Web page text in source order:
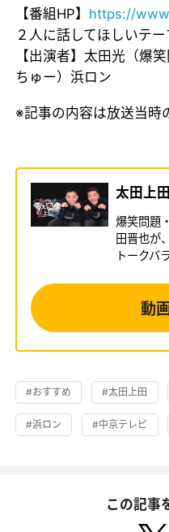
【番組HP】 https://
２人に話してほしいテ
【出演者】太田光（爆
ちゅー）浜ロン
※記事の内容は放送当時
太田上田
爆笑問題
田晋也が
トークバ
動
#おすすめ #太田上田
#浜ロン #中京テレビ
この記事